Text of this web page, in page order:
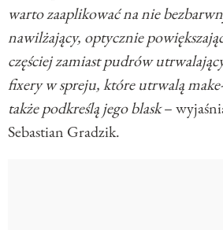
warto zaaplikować na nie
nawilżający, optycznie
częściej zamiast pudrów
fixery w spreju, które utrwalą
także podkreślą jego blask–
Sebastian Gradzik.